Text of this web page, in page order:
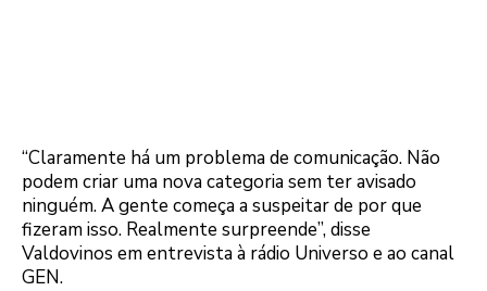
“Claramente há um problema de comunicação. Não
podem criar uma nova categoria sem ter avisado
ninguém. A gente começa a suspeitar de por que
fizeram isso. Realmente surpreende”, disse
Valdovinos em entrevista à rádio Universo e ao canal
GEN.